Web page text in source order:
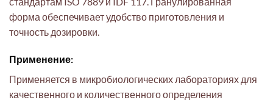
форма обеспечивает удобство приготовления и
точность дозировки.
Применение:
Применяется в микробиологических лабораториях для
качественного и количественного определения